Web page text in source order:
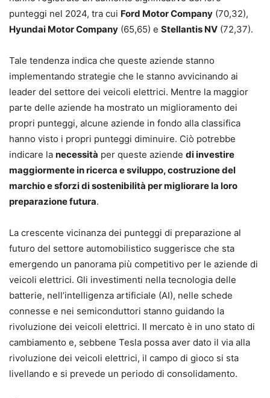
punteggi nel 2024, tra cui Ford Motor Company (70,32),
Hyundai Motor Company (65,65) e Stellantis NV (72,37).
Tale tendenza indica che queste aziende stanno
implementando strategie che le stanno avvicinando ai
leader del settore dei veicoli elettrici. Mentre la maggior
parte delle aziende ha mostrato un miglioramento dei
propri punteggi, alcune aziende in fondo alla classifica
hanno visto i propri punteggi diminuire. Ciò potrebbe
indicare la necessità per queste aziende di investire
maggiormente in ricerca e sviluppo, costruzione del
marchio e sforzi di sostenibilità per migliorare la loro
preparazione futura.
La crescente vicinanza dei punteggi di preparazione al
futuro del settore automobilistico suggerisce che sta
emergendo un panorama più competitivo per le aziende di
veicoli elettrici. Gli investimenti nella tecnologia delle
batterie, nell’intelligenza artificiale (AI), nelle schede
connesse e nei semiconduttori stanno guidando la
rivoluzione dei veicoli elettrici. Il mercato è in uno stato di
cambiamento e, sebbene Tesla possa aver dato il via alla
rivoluzione dei veicoli elettrici, il campo di gioco si sta
livellando e si prevede un periodo di consolidamento.